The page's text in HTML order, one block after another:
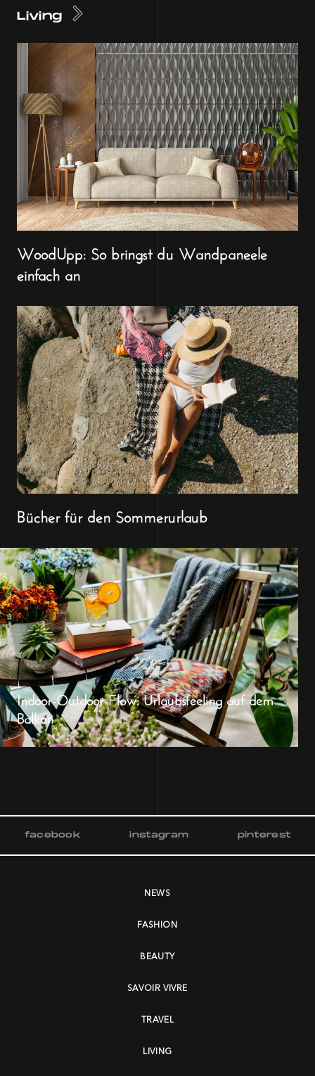
Living
WoodUpp: So bringst du Wandpaneele
einfach an
Bücher für den Sommerurlaub
Indoor-Outdoor-Flow: Urlaubsfeeling auf dem
Balkon
facebook instagram pinterest
NEWS
FASHION
BEAUTY
SAVOIR VIVRE
TRAVEL
LIVING